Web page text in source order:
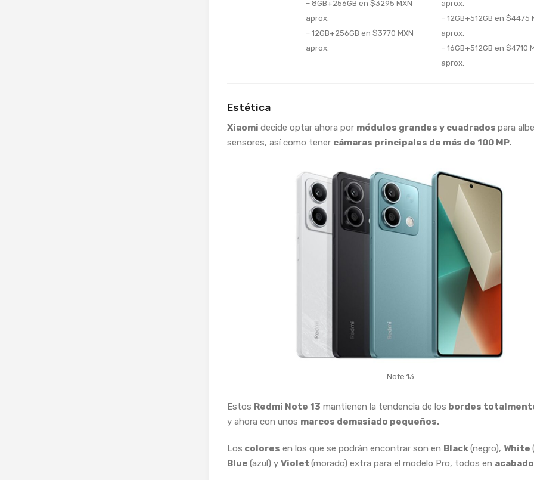
– 8GB+256GB en $3295 MXN
aprox.
– 12GB+256GB en $3770 MXN
aprox.
aprox.
– 12GB+512GB en $4475
aprox.
– 16GB+512GB en $4710
aprox.
Estética
Xiaomi decide optar ahora por módulos grandes y cuadrados para
sensores, así como tener cámaras principales de más de 100 MP.
Note 13
Estos Redmi Note 13 mantienen la tendencia de los bordes
y ahora con unos marcos demasiado pequeños.
Los colores en los que se podrán encontrar son en Black(negro), White
Blue (azul) y Violet (morado) extra para el modelo Pro, todos en